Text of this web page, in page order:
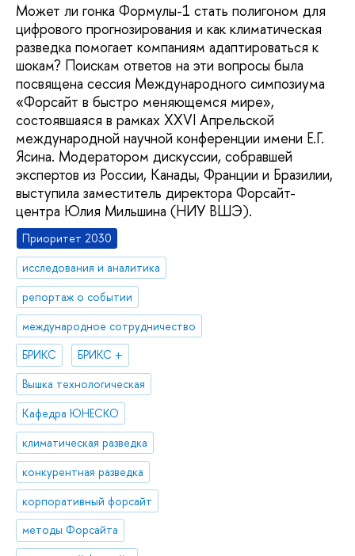
Может ли гонка Формулы-1 стать полигоном для
цифрового прогнозирования и как климатическая
разведка помогает компаниям адаптироваться к
шокам? Поискам ответов на эти вопросы была
посвящена сессия Международного симпозиума
«Форсайт в быстро меняющемся мире»,
состоявшаяся в рамках XXVI Апрельской
международной научной конференции имени Е.Г.
Ясина. Модератором дискуссии, собравшей
экспертов из России, Канады, Франции и Бразилии,
выступила заместитель директора Форсайт-
центра Юлия Мильшина (НИУ ВШЭ).
Приоритет 2030
исследования и аналитика
репортаж о событии
международное сотрудничество
БРИКС
БРИКС +
Вышка технологическая
Кафедра ЮНЕСКО
климатическая разведка
конкурентная разведка
корпоративный форсайт
методы Форсайта